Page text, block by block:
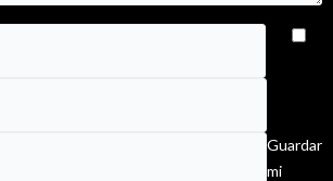
Guardar
mi